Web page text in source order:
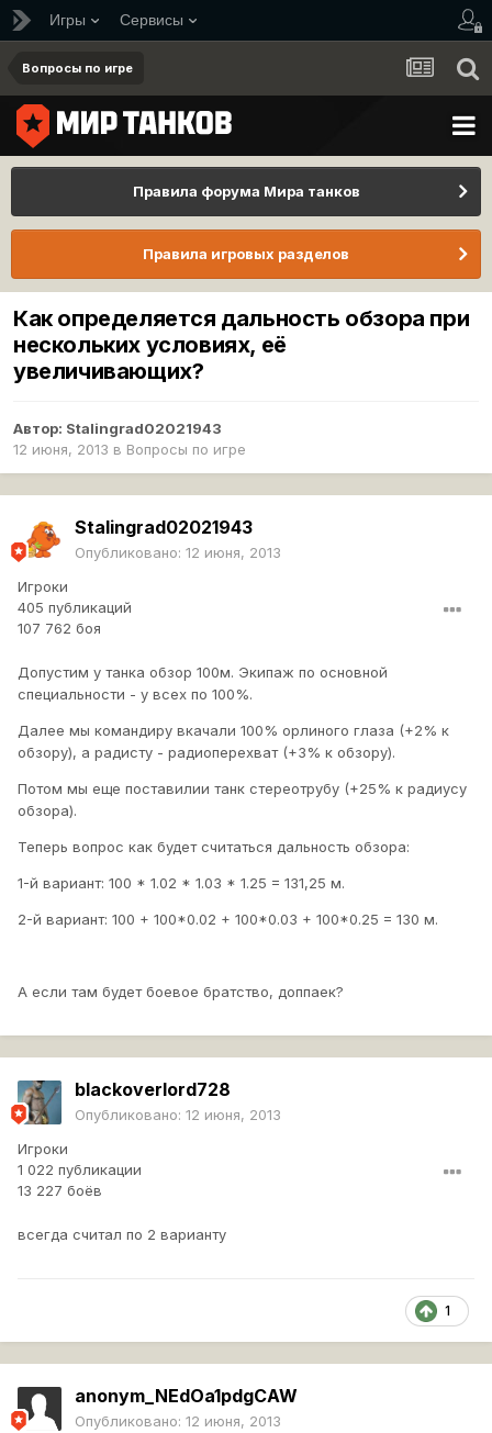
Игры Сервисы
Вопросы по игре
Правила форума Мира танков
Правила игровых разделов
Как определяется дальность обзора при
нескольких условиях, её
увеличивающих?
Автор: Stalingrad02021943
12 июня, 2013 в Вопросы по игре
Stalingrad02021943
Опубликовано: 12 июня, 2013
Игроки
405 публикаций
107 762 боя
Допустим у танка обзор 100м. Экипаж по основной
специальности - у всех по 100%.
Далее мы командиру вкачали 100% орлиного глаза (+2% к
обзору), а радисту - радиоперехват (+3% к обзору).
Потом мы еще поставилии танк стереотрубу (+25% к радиусу
обзора).
Теперь вопрос как будет считаться дальность обзора:
1-й вариант: 100 * 1.02 * 1.03 * 1.25 = 131,25 м.
2-й вариант: 100 + 100*0.02 + 100*0.03 + 100*0.25 = 130 м.
А если там будет боевое братство, доппаек?
blackoverlord728
Опубликовано: 12 июня, 2013
Игроки
1 022 публикации
13 227 боёв
всегда считал по 2 варианту
1
anonym_NEdOa1pdgCAW
Опубликовано: 12 июня, 2013